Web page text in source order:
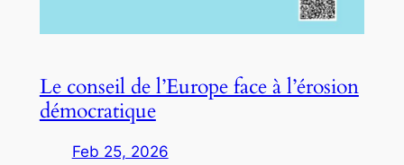
Le conseil de l’Europe face à l’érosion
démocratique
Feb 25, 2026